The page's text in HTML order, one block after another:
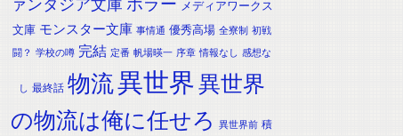
ァンタジア文庫 ホラー メディアワークス
文庫 モンスター文庫 事情通 優秀高場 全寮制 初戦
闘？ 学校の噂 完結 定番 帆場暎一 序章 情報なし 感想な
し 最終話 物流異世界異世界
の物流は俺に任せろ
異世界前 積